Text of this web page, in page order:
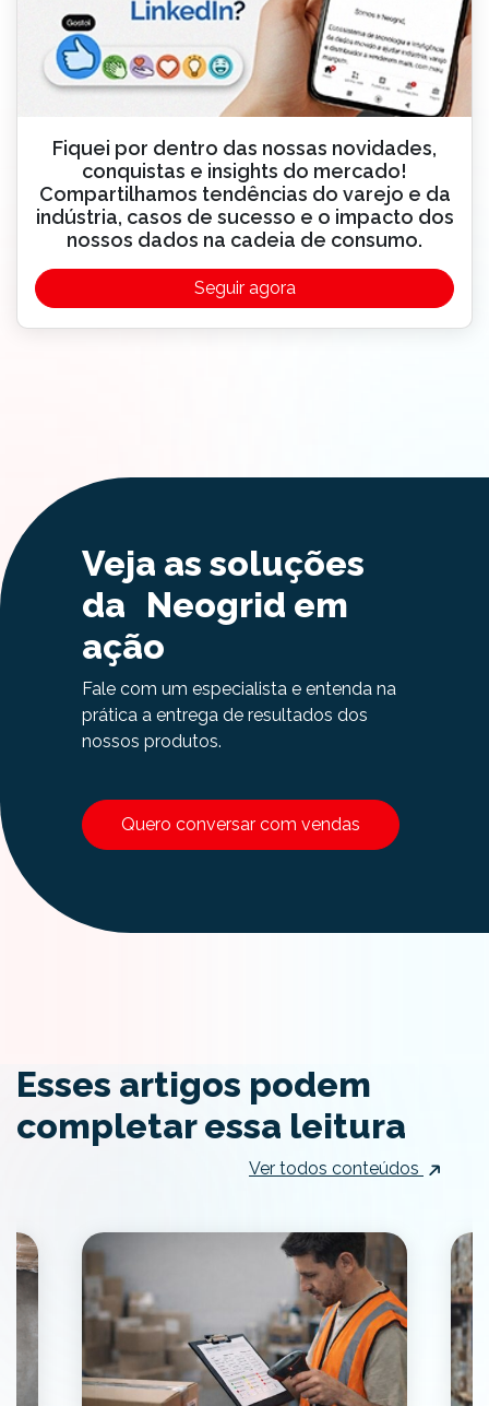
Fiquei por dentro das nossas novidades,
conquistas e insights do mercado!
Compartilhamos tendências do varejo e da
indústria, casos de sucesso e o impacto dos
nossos dados na cadeia de consumo.
Seguir agora
Veja as soluções
da Neogrid em
ação
Fale com um especialista e entenda na
prática a entrega de resultados dos
nossos produtos.
Quero conversar com vendas
Esses artigos podem
completar essa leitura
Ver todos conteúdos